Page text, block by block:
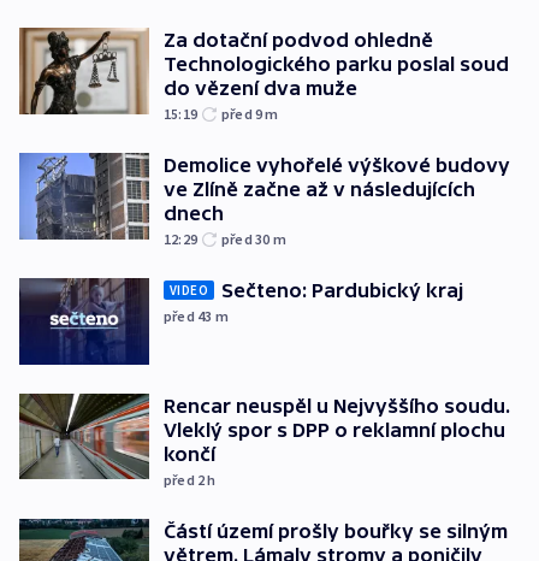
Za dotační podvod ohledně
Technologického parku poslal soud
do vězení dva muže
15:19 před 9m
Demolice vyhořelé výškové budovy
ve Zlíně začne až v následujících
dnech
12:29 před 30 m
VIDEO Sečteno: Pardubický kraj
před 43 m
Rencar neuspěl u Nejvyššího soudu.
Vleklý spor s DPP o reklamní plochu
končí
před 2h
Částí území prošly bouřky se silným
větrem. Lámaly stromy a poničily